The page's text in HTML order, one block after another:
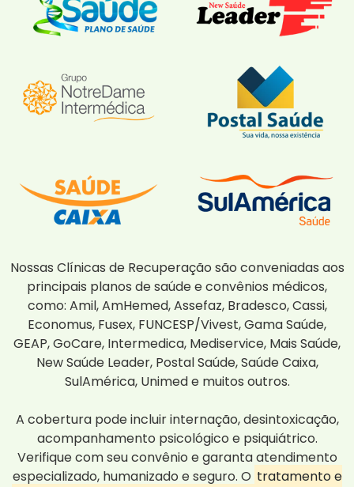
Nossas Clínicas de Recuperação são conveniadas aos
principais planos de saúde e convênios médicos,
como: Amil, AmHemed, Assefaz, Bradesco, Cassi,
Economus, Fusex, FUNCESP/Vivest, Gama Saúde,
GEAP, GoCare, Intermedica, Mediservice, Mais Saúde,
New Saúde Leader, Postal Saúde, Saúde Caixa,
SulAmérica, Unimed e muitos outros.
A cobertura pode incluir internação, desintoxicação,
acompanhamento psicológico e psiquiátrico.
Verifique com seu convênio e garanta atendimento
especializado, humanizado e seguro. O tratamento e